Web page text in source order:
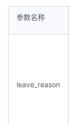
参数名称
leave_reason